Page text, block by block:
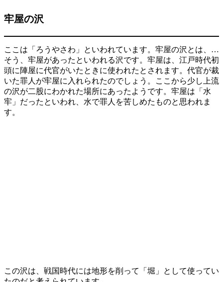
牢屋の沢
ここは「ろうやさわ」といわれています。牢屋の沢とは、…
そう、牢屋があったといわれる沢です。牢屋は、江戸時代初
頭に陣屋に代官がいたときに使われたとされます。代官が裁
いた罪人が牢屋に入れられたのでしょう。ここから少し上流
の沢が二股にわかれた場所にあったようです。牢屋は「水
牢」だったといわれ、水で罪人を苦しめたものと思われま
す。
この沢は、戦国時代には地形を削って「堀」として使ってい